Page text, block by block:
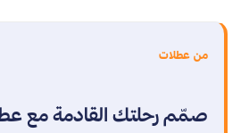
من عطلات
صمّم رحلتك القادمة مع